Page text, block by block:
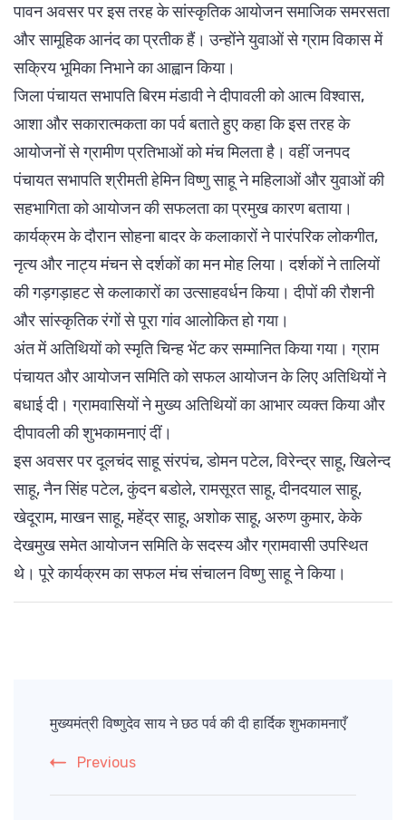
पावन अवसर पर इस तरह के सांस्कृतिक आयोजन समाजिक समरसता
और सामूहिक आनंद का प्रतीक हैं। उन्होंने युवाओं से ग्राम विकास में
सक्रिय भूमिका निभाने का आह्वान किया।
जिला पंचायत सभापति बिरम मंडावी ने दीपावली को आत्म विश्वास,
आशा और सकारात्मकता का पर्व बताते हुए कहा कि इस तरह के
आयोजनों से ग्रामीण प्रतिभाओं को मंच मिलता है। वहीं जनपद
पंचायत सभापति श्रीमती हेमिन विष्णु साहू ने महिलाओं और युवाओं की
सहभागिता को आयोजन की सफलता का प्रमुख कारण बताया।
कार्यक्रम के दौरान सोहना बादर के कलाकारों ने पारंपरिक लोकगीत,
नृत्य और नाट्य मंचन से दर्शकों का मन मोह लिया। दर्शकों ने तालियों
की गड़गड़ाहट से कलाकारों का उत्साहवर्धन किया। दीपों की रौशनी
और सांस्कृतिक रंगों से पूरा गांव आलोकित हो गया।
अंत में अतिथियों को स्मृति चिन्ह भेंट कर सम्मानित किया गया। ग्राम
पंचायत और आयोजन समिति को सफल आयोजन के लिए अतिथियों ने
बधाई दी। ग्रामवासियों ने मुख्य अतिथियों का आभार व्यक्त किया और
दीपावली की शुभकामनाएं दीं।
इस अवसर पर दूलचंद साहू संरपंच, डोमन पटेल, विरेन्द्र साहू, खिलेन्द
साहू, नैन सिंह पटेल, कुंदन बडोले, रामसूरत साहू, दीनदयाल साहू,
खेदूराम, माखन साहू, महेंद्र साहू, अशोक साहू, अरुण कुमार, केके
देखमुख समेत आयोजन समिति के सदस्य और ग्रामवासी उपस्थित
थे। पूरे कार्यक्रम का सफल मंच संचालन विष्णु साहू ने किया।
Navigation
मुख्यमंत्री विष्णुदेव साय ने छठ पर्व की दी हार्दिक शुभकामनाएँ
Previous